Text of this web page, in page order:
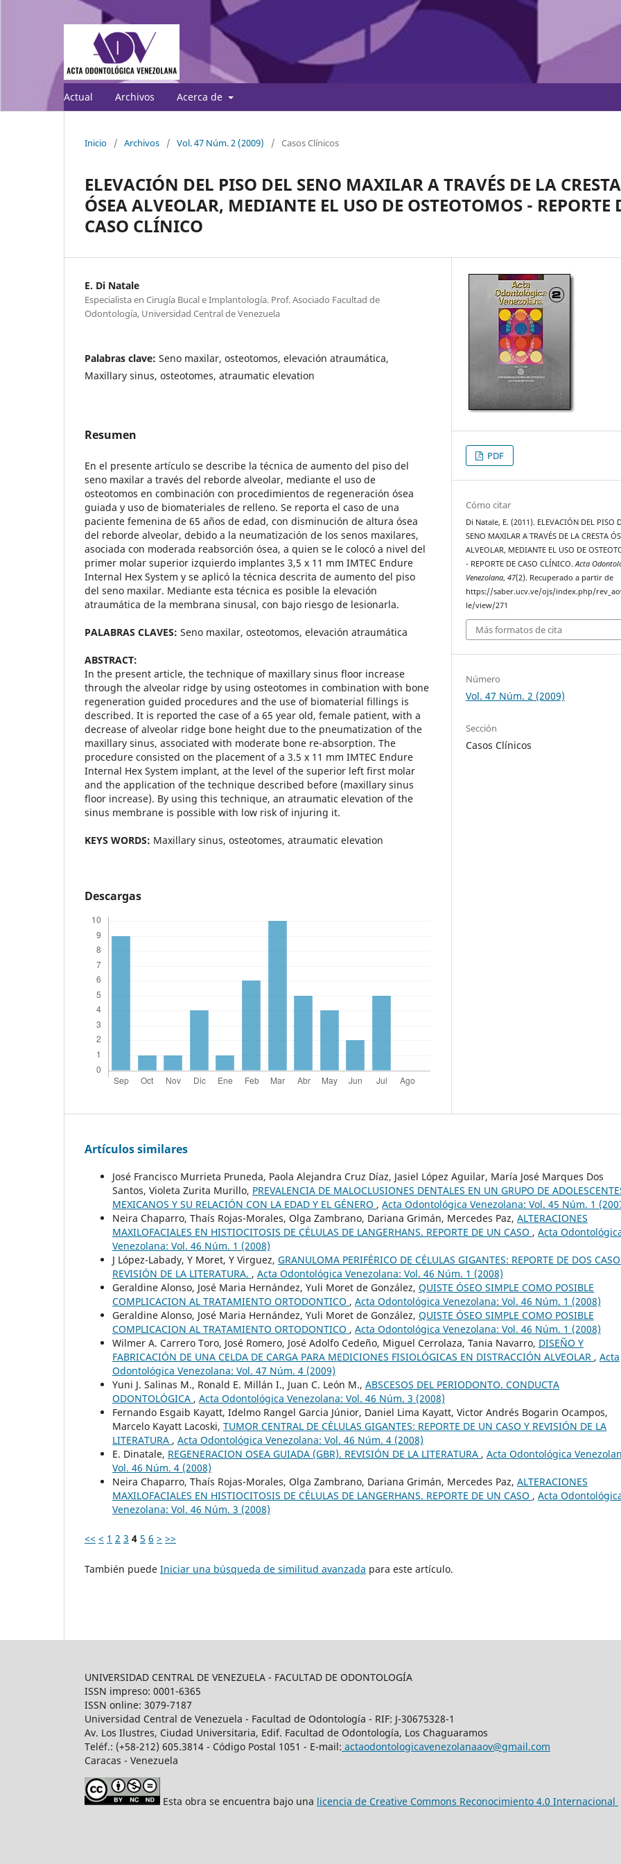
Actual Archivos Acerca de
Inicio / Archivos / Vol. 47 Núm. 2 (2009) / Casos Clínicos
ELEVACIÓN DEL PISO DEL SENO MAXILAR A TRAVÉS DE LA CRESTA
ÓSEA ALVEOLAR, MEDIANTE EL USO DE OSTEOTOMOS - REPORTE
CASO CLÍNICO
E. Di Natale
Especialista en Cirugía Bucal e Implantología. Prof. Asociado Facultad de
Odontología, Universidad Central de Venezuela
Palabras clave: Seno maxilar, osteotomos, elevación atraumática,
Maxillary sinus, osteotomes, atraumatic elevation
Resumen
En el presente artículo se describe la técnica de aumento del piso del
seno maxilar a través del reborde alveolar, mediante el uso de
osteotomos en combinación con procedimientos de regeneración ósea
guiada y uso de biomateriales de relleno. Se reporta el caso de una
paciente femenina de 65 años de edad, con disminución de altura ósea
del reborde alveolar, debido a la neumatización de los senos maxilares,
asociada con moderada reabsorción ósea, a quien se le colocó a nivel del
primer molar superior izquierdo implantes 3,5 x 11 mm IMTEC Endure
Internal Hex System y se aplicó la técnica descrita de aumento del piso
del seno maxilar. Mediante esta técnica es posible la elevación
atraumática de la membrana sinusal, con bajo riesgo de lesionarla.
PALABRAS CLAVES: Seno maxilar, osteotomos, elevación atraumática
ABSTRACT:
In the present article, the technique of maxillary sinus floor increase
through the alveolar ridge by using osteotomes in combination with bone
regeneration guided procedures and the use of biomaterial fillings is
described. It is reported the case of a 65 year old, female patient, with a
decrease of alveolar ridge bone height due to the pneumatization of the
maxillary sinus, associated with moderate bone re-absorption. The
procedure consisted on the placement of a 3.5 x 11 mm IMTEC Endure
Internal Hex System implant, at the level of the superior left first molar
and the application of the technique described before (maxillary sinus
floor increase). By using this technique, an atraumatic elevation of the
sinus membrane is possible with low risk of injuring it.
KEYS WORDS: Maxillary sinus, osteotomes, atraumatic elevation
Descargas
PDF
Cómo citar
Di Natale, E. (2011). ELEVACIÓN DEL PISO
SENO MAXILAR A TRAVÉS DE LA CRESTA
ALVEOLAR, MEDIANTE EL USO DE
- REPORTE DE CASO CLÍNICO.Acta
Venezolana,47(2). Recuperado a partir de
https://saber.ucv.ve/ojs/index.php/
le/view/271
Más formatos de cita
Número
Vol. 47 Núm. 2 (2009)
Sección
Casos Clínicos
Artículos similares
José Francisco Murrieta Pruneda, Paola Alejandra Cruz Díaz, Jasiel López Aguilar, María José Marques Dos
Santos, Violeta Zurita Murillo, PREVALENCIA DE MALOCLUSIONES DENTALES EN UN GRUPO DE
MEXICANOS Y SU RELACIÓN CON LA EDAD Y EL GÉNERO , Acta Odontológica Venezolana: Vol. 45 Núm. 1
Neira Chaparro, Thaís Rojas-Morales, Olga Zambrano, Dariana Grimán, Mercedes Paz, ALTERACIONES
MAXILOFACIALES EN HISTIOCITOSIS DE CÉLULAS DE LANGERHANS. REPORTE DE UN CASO , Acta
Venezolana: Vol. 46 Núm. 1 (2008)
J López-Labady, Y Moret, Y Virguez, GRANULOMA PERIFÉRICO DE CÉLULAS GIGANTES: REPORTE DE DOS
REVISIÓN DE LA LITERATURA. , Acta Odontológica Venezolana: Vol. 46 Núm. 1 (2008)
Geraldine Alonso, José Maria Hernández, Yuli Moret de González, QUISTE ÓSEO SIMPLE COMO POSIBLE
COMPLICACION AL TRATAMIENTO ORTODONTICO , Acta Odontológica Venezolana: Vol. 46 Núm. 1 (2008)
Geraldine Alonso, José Maria Hernández, Yuli Moret de González, QUISTE ÓSEO SIMPLE COMO POSIBLE
COMPLICACION AL TRATAMIENTO ORTODONTICO , Acta Odontológica Venezolana: Vol. 46 Núm. 1 (2008)
Wilmer A. Carrero Toro, José Romero, José Adolfo Cedeño, Miguel Cerrolaza, Tania Navarro, DISEÑO Y
FABRICACIÓN DE UNA CELDA DE CARGA PARA MEDICIONES FISIOLÓGICAS EN DISTRACCIÓN ALVEOLAR , Acta
Odontológica Venezolana: Vol. 47 Núm. 4 (2009)
Yuni J. Salinas M., Ronald E. Millán I., Juan C. León M., ABSCESOS DEL PERIODONTO. CONDUCTA
ODONTOLÓGICA , Acta Odontológica Venezolana: Vol. 46 Núm. 3 (2008)
Fernando Esgaib Kayatt, Idelmo Rangel Garcia Júnior, Daniel Lima Kayatt, Victor Andrés Bogarin Ocampos,
Marcelo Kayatt Lacoski, TUMOR CENTRAL DE CÉLULAS GIGANTES: REPORTE DE UN CASO Y REVISIÓN DE LA
LITERATURA , Acta Odontológica Venezolana: Vol. 46 Núm. 4 (2008)
E. Dinatale, REGENERACION OSEA GUIADA (GBR). REVISIÓN DE LA LITERATURA , Acta Odontológica
Vol. 46 Núm. 4 (2008)
Neira Chaparro, Thaís Rojas-Morales, Olga Zambrano, Dariana Grimán, Mercedes Paz, ALTERACIONES
MAXILOFACIALES EN HISTIOCITOSIS DE CÉLULAS DE LANGERHANS. REPORTE DE UN CASO , Acta
Venezolana: Vol. 46 Núm. 3 (2008)
<< < 1 2 3 4 5 6 > >>
También puede Iniciar una búsqueda de similitud avanzada para este artículo.
UNIVERSIDAD CENTRAL DE VENEZUELA - FACULTAD DE ODONTOLOGÍA
ISSN impreso: 0001-6365
ISSN online: 3079-7187
Universidad Central de Venezuela - Facultad de Odontología - RIF: J-30675328-1
Av. Los Ilustres, Ciudad Universitaria, Edif. Facultad de Odontología, Los Chaguaramos
Teléf.: (+58-212) 605.3814 - Código Postal 1051 - E-mail: actaodontologicavenezolanaaov@gmail.com
Caracas - Venezuela
Esta obra se encuentra bajo una licencia de Creative Commons Reconocimiento 4.0 Internacional